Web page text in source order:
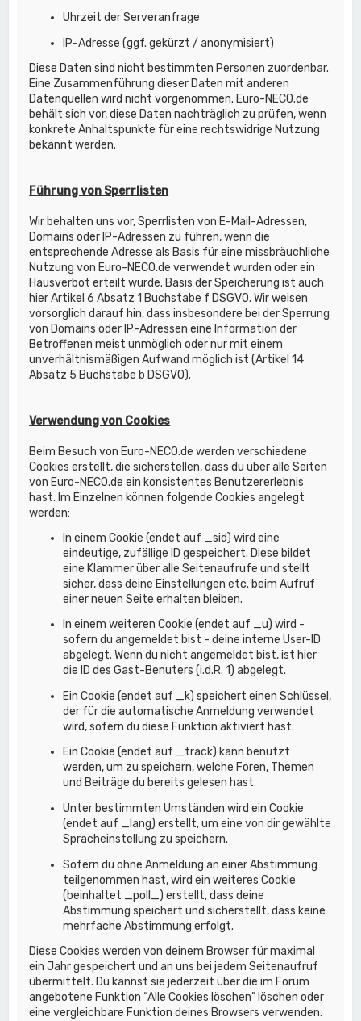
Uhrzeit der Serveranfrage
IP-Adresse (ggf. gekürzt / anonymisiert)
Diese Daten sind nicht bestimmten Personen zuordenbar.
Eine Zusammenführung dieser Daten mit anderen
Datenquellen wird nicht vorgenommen. Euro-NECO.de
behält sich vor, diese Daten nachträglich zu prüfen, wenn
konkrete Anhaltspunkte für eine rechtswidrige Nutzung
bekannt werden.
Führung von Sperrlisten
Wir behalten uns vor, Sperrlisten von E-Mail-Adressen,
Domains oder IP-Adressen zu führen, wenn die
entsprechende Adresse als Basis für eine missbräuchliche
Nutzung von Euro-NECO.de verwendet wurden oder ein
Hausverbot erteilt wurde. Basis der Speicherung ist auch
hier Artikel 6 Absatz 1 Buchstabe f DSGVO. Wir weisen
vorsorglich darauf hin, dass insbesondere bei der Sperrung
von Domains oder IP-Adressen eine Information der
Betroffenen meist unmöglich oder nur mit einem
unverhältnismäßigen Aufwand möglich ist (Artikel 14
Absatz 5 Buchstabe b DSGVO).
Verwendung von Cookies
Beim Besuch von Euro-NECO.de werden verschiedene
Cookies erstellt, die sicherstellen, dass du über alle Seiten
von Euro-NECO.de ein konsistentes Benutzererlebnis
hast. Im Einzelnen können folgende Cookies angelegt
werden:
In einem Cookie (endet auf _sid) wird eine
eindeutige, zufällige ID gespeichert. Diese bildet
eine Klammer über alle Seitenaufrufe und stellt
sicher, dass deine Einstellungen etc. beim Aufruf
einer neuen Seite erhalten bleiben.
In einem weiteren Cookie (endet auf _u) wird -
sofern du angemeldet bist - deine interne User-ID
abgelegt. Wenn du nicht angemeldet bist, ist hier
die ID des Gast-Benuters (i.d.R. 1) abgelegt.
Ein Cookie (endet auf _k) speichert einen Schlüssel,
der für die automatische Anmeldung verwendet
wird, sofern du diese Funktion aktiviert hast.
Ein Cookie (endet auf _track) kann benutzt
werden, um zu speichern, welche Foren, Themen
und Beiträge du bereits gelesen hast.
Unter bestimmten Umständen wird ein Cookie
(endet auf _lang) erstellt, um eine von dir gewählte
Spracheinstellung zu speichern.
Sofern du ohne Anmeldung an einer Abstimmung
teilgenommen hast, wird ein weiteres Cookie
(beinhaltet _poll_) erstellt, dass deine
Abstimmung speichert und sicherstellt, dass keine
mehrfache Abstimmung erfolgt.
Diese Cookies werden von deinem Browser für maximal
ein Jahr gespeichert und an uns bei jedem Seitenaufruf
übermittelt. Du kannst sie jederzeit über die im Forum
angebotene Funktion “Alle Cookies löschen” löschen oder
eine vergleichbare Funktion deines Browsers verwenden.